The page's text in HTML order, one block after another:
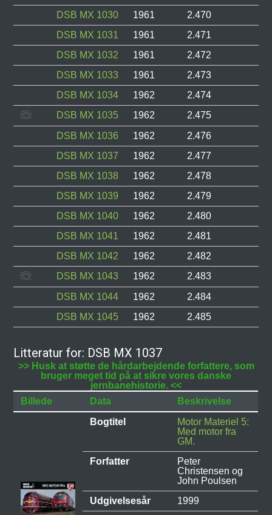
DSB MX 1030
1961 2.470
DSB MX 1031
1961 2.471
DSB MX 1032
1961 2.472
DSB MX 1033
1961 2.473
DSB MX 1034
1962 2.474
DSB MX 1035
1962 2.475
DSB MX 1036
1962 2.476
DSB MX 1037
1962 2.477
DSB MX 1038
1962 2.478
DSB MX 1039
1962 2.479
DSB MX 1040
1962 2.480
DSB MX 1041
1962 2.481
DSB MX 1042
1962 2.482
DSB MX 1043
1962 2.483
DSB MX 1044
1962 2.484
DSB MX 1045
1962 2.485
Litteratur for: DSB MX 1037
>> Husk at støtte de hårdarbejdende forfattere, som
bruger meget tid på at sikre vores danske
jernbanehistorie. <<
Billede
Data
Beskrivelse
Bogtitel
Motor Materiel 5:
Med motor fra
GM.
Forfatter
Peter
Christensen og
John Poulsen
Udgivelsesår
1999